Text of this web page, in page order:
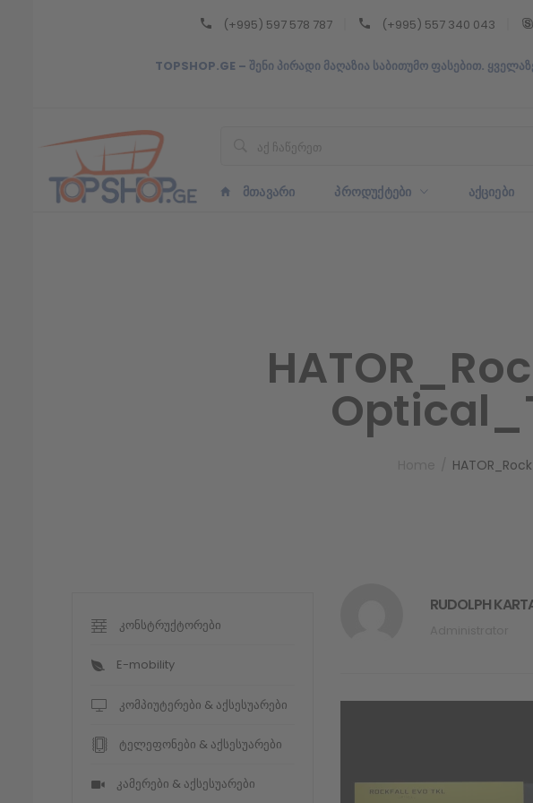
(+995) 597 578 787 (+995) 557 340 043
TOPSHOP.GE – შენი პირადი მაღაზია საბითუმო ფასებით.
ᲛᲗᲐᲕᲐᲠᲘ ᲞᲠᲝᲓᲣᲥᲢᲔᲑᲘ ᲐᲥᲪᲘᲔᲑᲘ
RUDOLPH
კონსტრუქტორები
E-mobility
კომპიუტერები & აქსესუარები
ტელეფონები & აქსესუარები
კამერები & აქსესუარები